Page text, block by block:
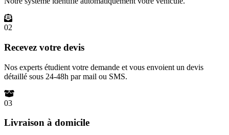
02
Recevez votre devis
Nos experts étudient votre demande et vous envoient un devis
détaillé sous 24-48h par mail ou SMS.
03
Livraison à domicile